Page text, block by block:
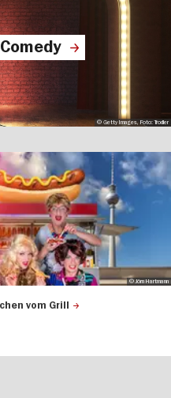
© Getty Images, Foto: Trodler
vom Grill
© Jörn Hartmann